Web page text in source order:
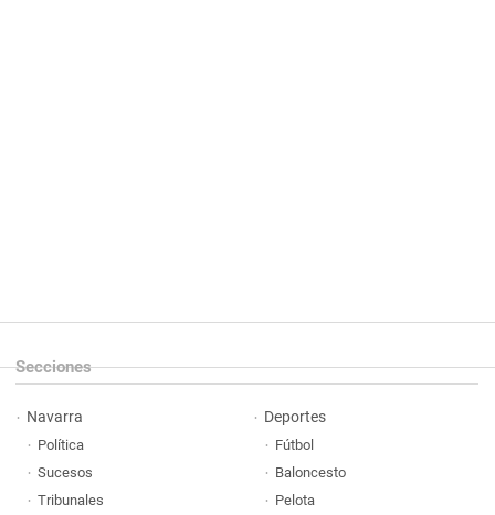
Secciones
Navarra
Política
Sucesos
Tribunales
Deportes
Fútbol
Baloncesto
Pelota